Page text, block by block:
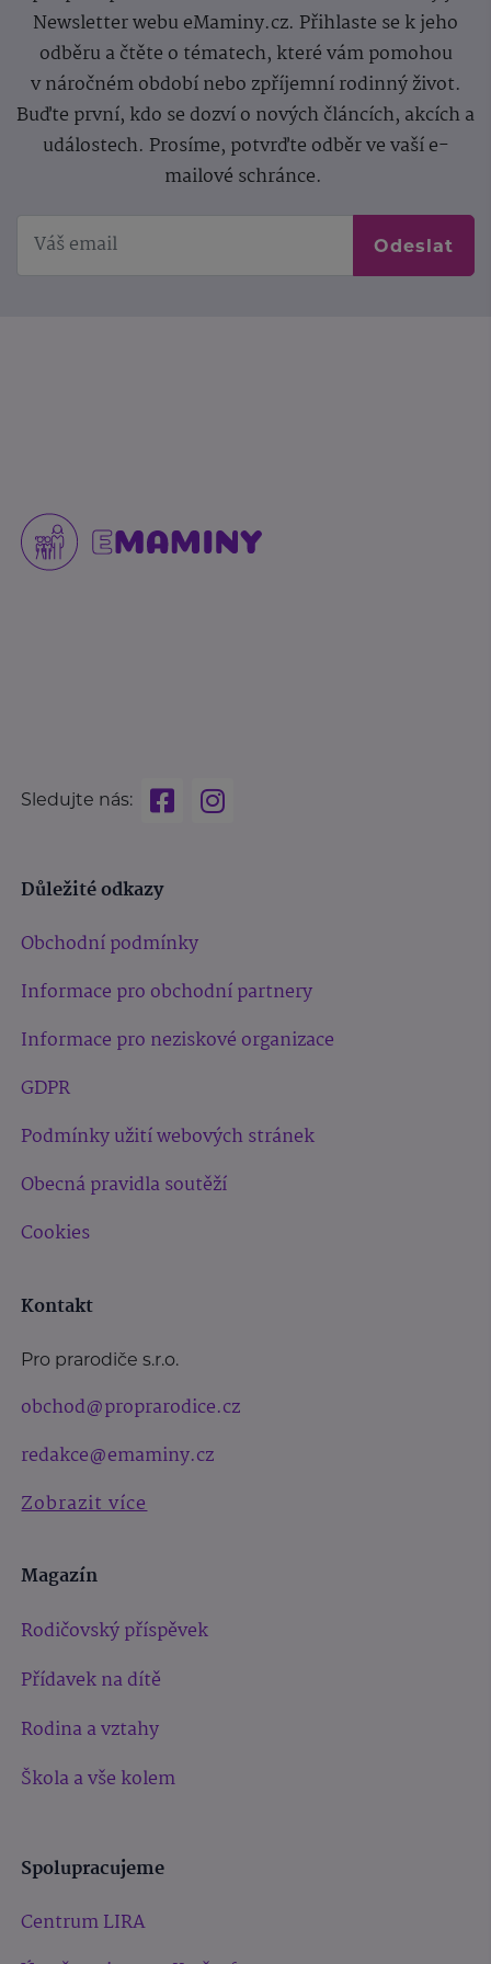
Newsletter webu eMaminy.cz. Přihlaste se k jeho
odběru a čtěte o tématech, které vám pomohou
v náročném období nebo zpříjemní rodinný život.
Buďte první, kdo se dozví o nových článcích, akcích a
událostech. Prosíme, potvrďte odběr ve vaší e-
mailové schránce.
Odeslat
Sledujte nás:
Důležité odkazy
Obchodní podmínky
Informace pro obchodní partnery
Informace pro neziskové organizace
GDPR
Podmínky užití webových stránek
Obecná pravidla soutěží
Cookies
Kontakt
Pro prarodiče s.r.o.
obchod@proprarodice.cz
redakce@emaminy.cz
Zobrazit více
Magazín
Rodičovský příspěvek
Přídavek na dítě
Rodina a vztahy
Škola a vše kolem
Spolupracujeme
Centrum LIRA